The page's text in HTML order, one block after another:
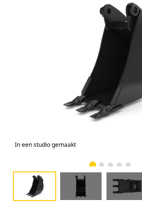
In een studio gemaakt